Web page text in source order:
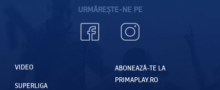
URMĂREȘTE-NE PE
VIDEO
SUPERLIGA
ABONEAZĂ-TE LA
PRIMAPLAY.RO